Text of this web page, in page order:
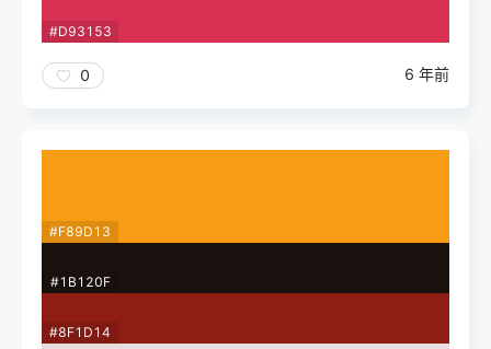
#D93153
0 6 年前
#F89D13
#1B120F
#8F1D14